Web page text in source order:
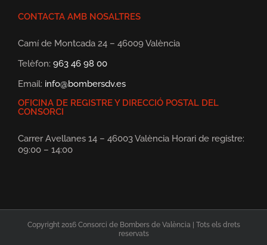
CONTACTA AMB NOSALTRES
Camí de Montcada 24 – 46009 València
Telèfon: 963 46 98 00
Email: info@bombersdv.es
OFICINA DE REGISTRE Y DIRECCIÓ POSTAL DEL
CONSORCI
Carrer Avellanes 14 – 46003 València Horari de registre:
09:00 – 14:00
Copyright 2016 Consorci de Bombers de València | Tots els drets
reservats